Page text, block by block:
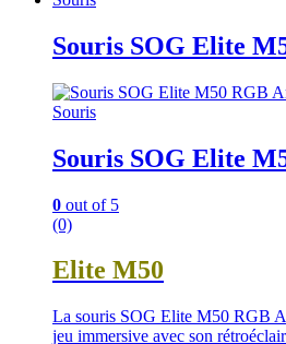
Souris SOG Elite
Souris
Souris SOG Elite
0 out of 5
(0)
Elite M50
La souris SOG Elite M50 RGB
jeu immersive avec son